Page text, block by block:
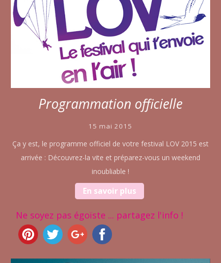
Programmation officielle
15 mai 2015
Ça y est, le programme officiel de votre festival LOV 2015 est
arrivée : Découvrez-la vite et préparez-vous un weekend
inoubliable !
En savoir plus
Ne soyez pas égoïste ... partagez l'info !